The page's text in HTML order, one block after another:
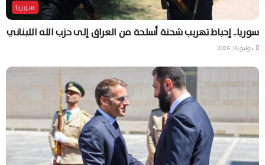
سوريا
سوريا.. إحباط تهريب شحنة أسلحة من العراق إلى حزب الله اللبناني
يوليو 16, 2026